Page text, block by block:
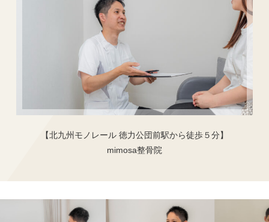
【北九州モノレール 徳力公団前駅から徒歩５分】
mimosa整骨院